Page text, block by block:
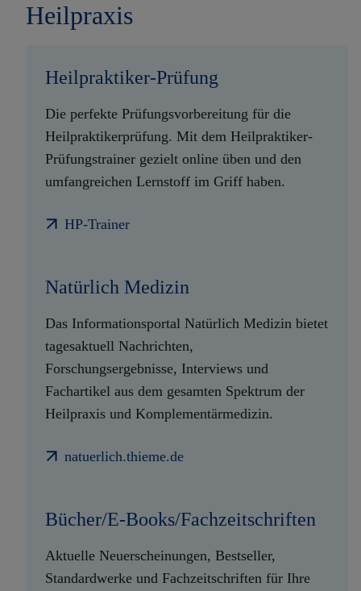
Heilpraxis
Heilpraktiker-Prüfung
Die perfekte Prüfungsvorbereitung für die
Heilpraktikerprüfung. Mit dem Heilpraktiker-
Prüfungstrainer gezielt online üben und den
umfangreichen Lernstoff im Griff haben.
HP-Trainer
Natürlich Medizin
Das Informationsportal Natürlich Medizin bietet
tagesaktuell Nachrichten,
Forschungsergebnisse, Interviews und
Fachartikel aus dem gesamten Spektrum der
Heilpraxis und Komplementärmedizin.
natuerlich.thieme.de
Bücher/E-Books/Fachzeitschriften
Aktuelle Neuerscheinungen, Bestseller,
Standardwerke und Fachzeitschriften für Ihre